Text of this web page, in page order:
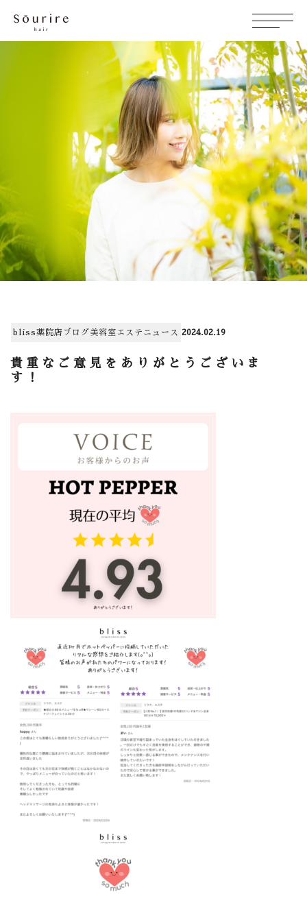
bliss薬院店 ブログ美容室 エステ ニュース 2024.02.19
貴重なご意見をありがとうございま
す！